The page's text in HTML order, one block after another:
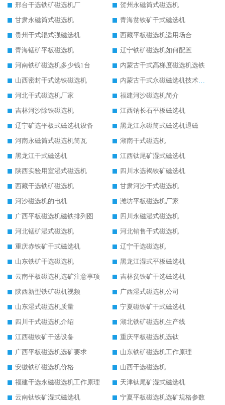
邢台干选铁矿磁选机厂
贺州永磁筒式磁选机
甘肃永磁筒式磁选机
青海贫铁矿干式磁选机
贵州干式辊式强磁选机
西藏平板磁选机适用场合
青海锰矿平板磁选机
辽宁铁矿磁选机如何配置
河南铁矿磁选机多少钱1台
内蒙古干式高梯度磁选机选铁
山西密封干式选铁磁选机
内蒙古干式永磁磁选机技术要求
河北干式磁选机厂家
福建河沙磁选机简介
吉林河沙除铁磁选机
江西钠长石平板磁选机
辽宁矿选平板式磁选机设备
黑龙江永磁筒式磁选机退磁
河南永磁筒式磁选机筒瓦
湖南干式磁选机
黑龙江干式磁选机
江西钛尾矿湿式磁选机
陕西实验用室湿式磁选机
四川水选褐铁矿磁选机
西藏干选铁矿磁选机
甘肃河沙干式磁选机
河沙磁选机的电机
潍坊平板磁选机厂家
广西平板磁选机磁铁排列图
四川永磁湿式磁选机
河北锰矿湿式磁选机
河北销售干式磁选机
重庆赤铁矿干式磁选机
辽宁干选磁选机
山东铁矿干选磁选机
黑龙江湿式平板磁选机
云南平板磁选机选矿注意事项
吉林贫铁矿干选磁选机
陕西新型铁矿磁机视频
广西湿式磁选机公司
山东湿式磁选机质量
宁夏磁铁矿干式磁选机
四川干式磁选机介绍
湖北铁矿磁选机生产线
江西磁铁矿干选设备
重庆平板磁选机选钛
广西平板磁选机选矿要求
山东铁矿磁选机工作原理
安徽铁矿磁选机价格
山西干选磁选机
福建干选永磁磁选机工作原理
天津钛尾矿湿式磁选机
云南钛铁矿湿式磁选机
宁夏平板磁选机选矿规格参数